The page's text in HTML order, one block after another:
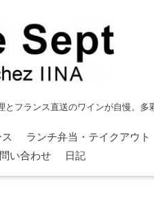
フランス直送のワインが自慢。多
ランチ弁当・テイクアウト
い合わせ
日記